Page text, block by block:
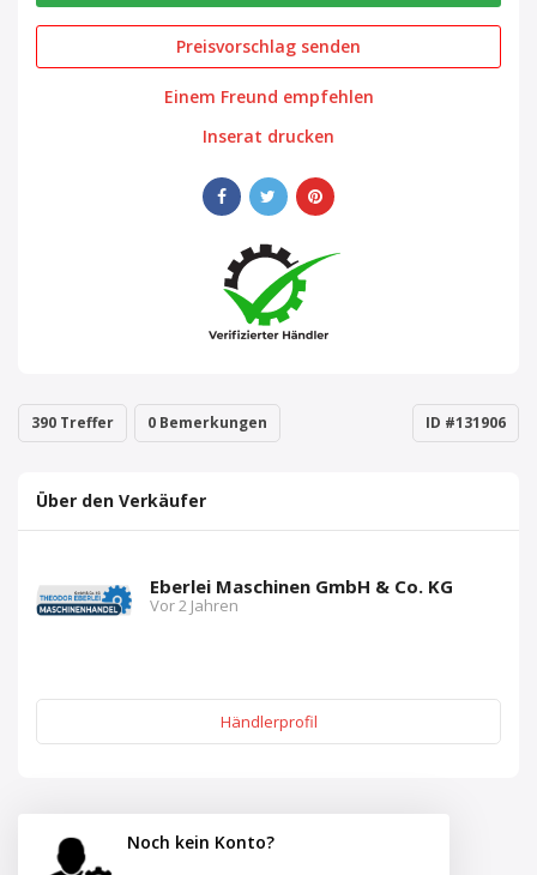
Preisvorschlag senden
Einem Freund empfehlen
Inserat drucken
390 Treffer 0 Bemerkungen ID #131906
Über den Verkäufer
Eberlei Maschinen GmbH & Co. KG
Vor 2 Jahren
Händlerprofil
Noch kein Konto?